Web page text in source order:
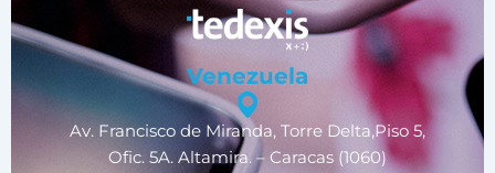
Venezuela
Av. Francisco de Miranda, Torre Delta,Piso 5,
Ofic. 5A. Altamira. – Caracas (1060)